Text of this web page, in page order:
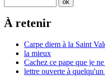
À retenir
Carpe diem à la Saint
la mieux
Cachez ce pape que je
lettre ouverte à